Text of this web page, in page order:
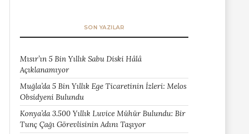
SON YAZILAR
Mısır’ın 5 Bin Yıllık Sabu Diski Hâlâ
Açıklanamıyor
Muğla’da 5 Bin Yıllık Ege Ticaretinin İzleri: Melos
Obsidyeni Bulundu
Konya’da 3.500 Yıllık Luvice Mühür Bulundu: Bir
Tunç Çağı Görevlisinin Adını Taşıyor